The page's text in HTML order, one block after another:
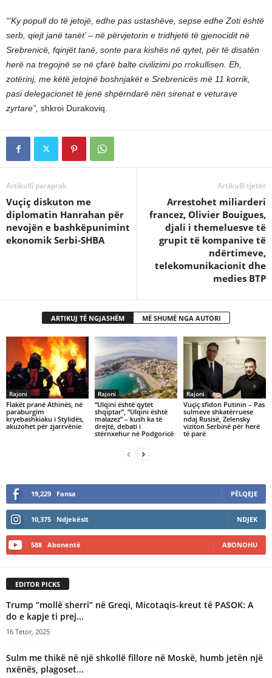
“‘Ky popull do të jetojë, edhe pas ustashëve, sepse edhe Zoti është
serb, qiejt janë tanët’ – në përvjetorin e tridhjetë të gjenocidit në
Srebrenicë, fqinjët tanë, sonte para kishës në qytet, për të disatën
herë na tregojnë se në çfarë balte civilizimi po rrokullisen. Eh,
zotërinj, me këtë jetojnë boshnjakët e Srebrenicës më 11 korrik,
pasi delegacionet të jenë shpërndarë nën sirenat e veturave
zyrtare”, shkroi Durakoviq.
Artikulli paraprak
Vuçiç diskuton me
diplomatin Hanrahan për
nevojën e bashkëpunimint
ekonomik Serbi-SHBA
Artikulli tjetër
Arrestohet miliarderi
francez, Olivier Bouigues,
djali i themeluesve të
grupit të kompanive të
ndërtimeve,
telekomunikacionit dhe
medies BTP
ARTIKUJ TË NGJASHËM MË SHUMË NGA AUTORI
Rajoni
Flakët pranë Athinës, në
paraburgim
kryebashkiaku i Stylidës,
akuzohet për zjarrvënie
Rajoni
​“Ulqini është qytet
shqiptar”, “Ulqini është
malazez” – kush ka të
drejtë, debati i
stërnxehur në Podgoricë
Rajoni
Vuçiç sfidon Putinin – Pas
sulmeve shkatërruese
ndaj Rusisë, Zelensky
viziton Serbinë për herë
të parë
19,229 Fansa PËLQEJE
10,375 Ndjekësit NDJEK
588 Abonentë ABONOHU
EDITOR PICKS
Trump “mollë sherri” në Greqi, Micotaqis-kreut të PASOK: A
do e kapje ti prej...
16 Tetor, 2025
Sulm me thikë në një shkollë fillore në Moskë, humb jetën një
nxënës, plagoset...